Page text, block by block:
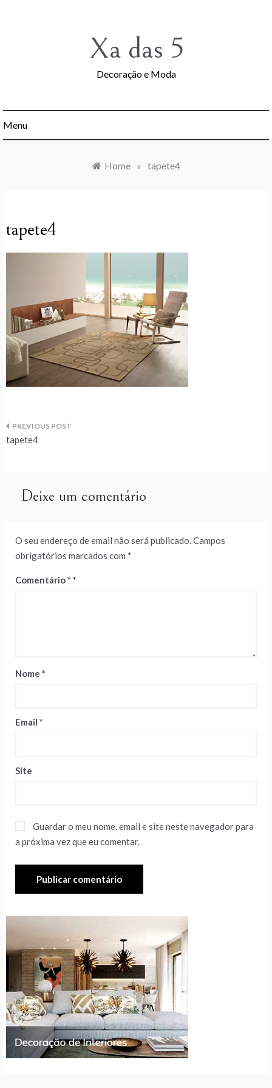
Xa das 5
Decoração e Moda
Menu
Home » tapete4
tapete4
Navegação
artigos
tapete4
Deixe um comentário
O seu endereço de email não será publicado.Campos
obrigatórios marcados com *
Comentário*
Nome *
Email *
Site
Guardar o meu nome, email e site neste navegador para
a próxima vez que eu comentar.